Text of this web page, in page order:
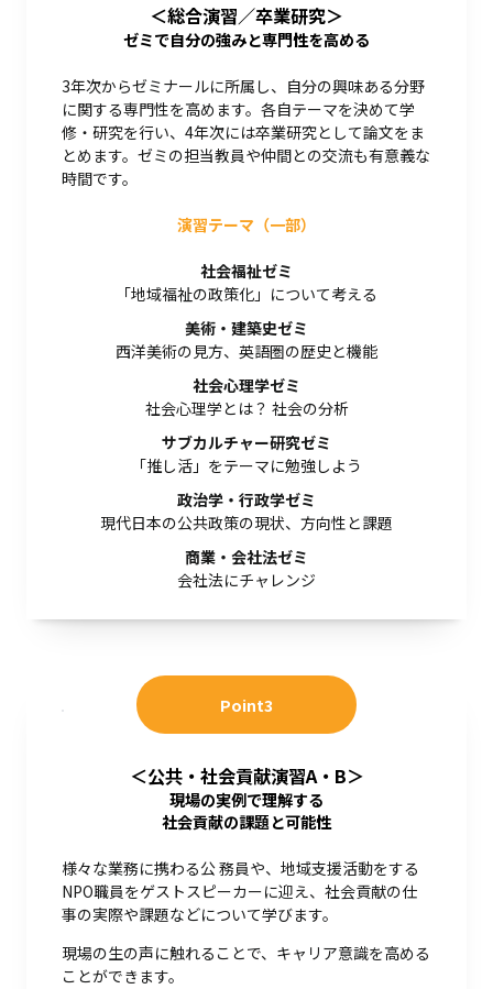
＜総合演習／卒業研究＞
ゼミで自分の強みと専門性を高める
3年次からゼミナールに所属し、自分の興味ある分野
に関する専門性を高めます。各自テーマを決めて学
修・研究を行い、4年次には卒業研究として論文をま
とめます。ゼミの担当教員や仲間との交流も有意義な
時間です。
演習テーマ（一部）
社会福祉ゼミ
「地域福祉の政策化」について考える
美術・建築史ゼミ
西洋美術の見方、英語圏の歴史と機能
社会心理学ゼミ
社会心理学とは？ 社会の分析
サブカルチャー研究ゼミ
「推し活」をテーマに勉強しよう
政治学・行政学ゼミ
現代日本の公共政策の現状、方向性と課題
商業・会社法ゼミ
会社法にチャレンジ
Point3
＜公共・社会貢献演習A・B＞
現場の実例で理解する
社会貢献の課題と可能性
様々な業務に携わる公 務員や、地域支援活動をする
NPO職員をゲストスピーカーに迎え、社会貢献の仕
事の実際や課題などについて学びます。
現場の生の声に触れることで、キャリア意識を高める
ことができます。